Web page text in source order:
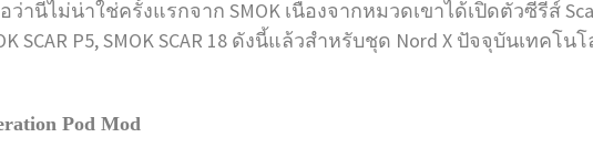
านี่ไม่น่าใช่ครั้งแรกจาก SMOK เนื่องจากหมวดเขาได้เปิดตัวซีรี่ส์
SCAR P5, SMOK SCAR 18 ดังนี้แล้วสำหรับชุด Nord X ปัจจุบันเทค
Pod Mod